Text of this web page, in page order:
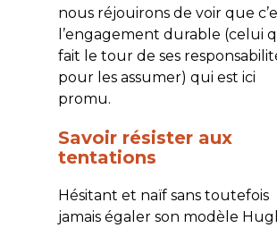
nous réjouirons de voir que
l’engagement durable (celui
fait le tour de ses
pour les assumer) qui est ici
promu.
Savoir résister aux
tentations
Hésitant et naïf sans toutefois
jamais égaler son modèle